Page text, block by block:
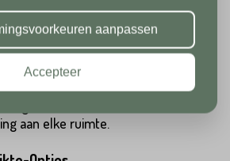
als 'boekwerk'. Dit
bestaat uit twee delen (A
naadloos doorlopend
aders en prints die prachtig
geeft een unieke en
aan elke ruimte.
vakantie!
aanpassen
Accepteer